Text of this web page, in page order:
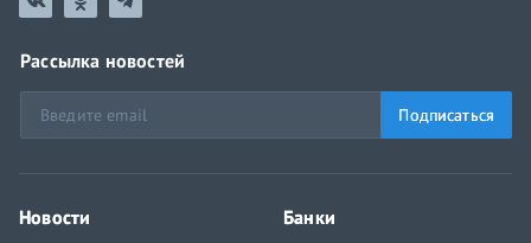
Рассылка новостей
Подписаться
Новости Банки